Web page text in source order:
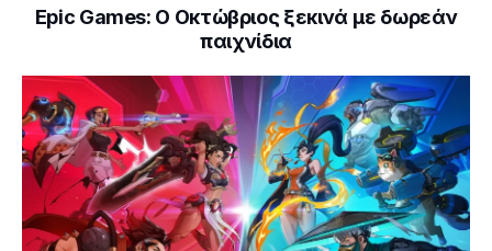
Epic Games: Ο Οκτώβριος ξεκινά με δωρεάν
παιχνίδια